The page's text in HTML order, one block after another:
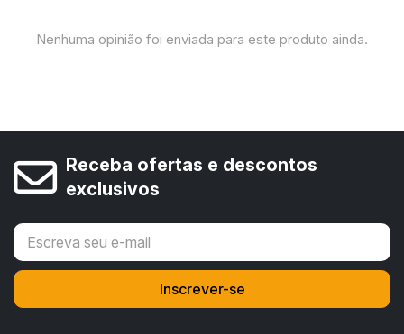
Nenhuma opinião foi enviada para este produto ainda.
Receba ofertas e descontos
exclusivos